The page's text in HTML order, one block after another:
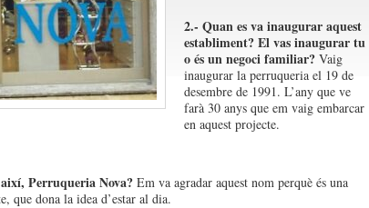
2.- Quan es va inaugurar aquest
establiment? El vas inaugurar tu
o és un negoci familiar? Vaig
inaugurar la perruqueria el 19 de
desembre de 1991. L’any que ve
farà 30 anys que em vaig embarcar
en aquest projecte.
Perruqueria Nova?Em va agradar aquest nom perquè és una
que dona la idea d’estar al dia.